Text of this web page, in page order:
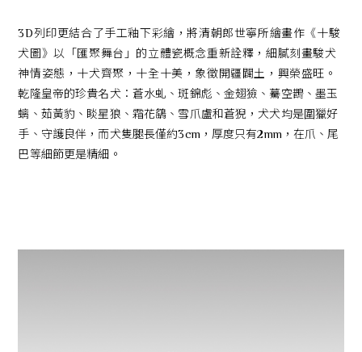
3D列印更結合了手工釉下彩繪，將清朝郎世寧所繪畫作《十駿
犬圖》以「匯聚舞台」的立體瓷概念重新詮釋，細膩刻畫駿犬
神情姿態，十犬齊聚，十全十美，象徵開疆闢土，興榮盛旺。
乾隆皇帝的珍貴名犬：蒼水虬、斑錦彪、金翅獫、驀空鵲、墨玉
螭、茹黃豹、睒星狼、霜花鷂、雪爪盧和蒼猊，犬犬均是圍獵好
手、守護良伴，而犬隻腿長僅約3cm，厚度只有2mm，在爪、尾
巴等細節更是精細。